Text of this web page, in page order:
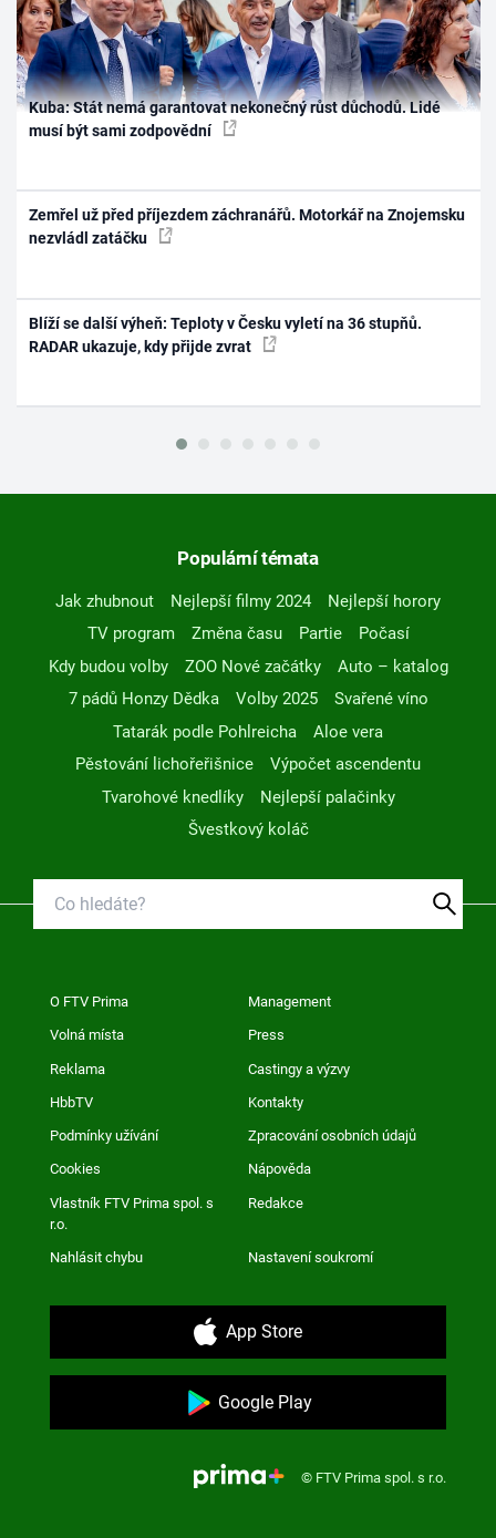
Kuba: Stát nemá garantovat nekonečný růst důchodů. Lidé
musí být sami zodpovědní
Zemřel už před příjezdem záchranářů. Motorkář na Znojemsku
nezvládl zatáčku
Blíží se další výheň: Teploty v Česku vyletí na 36 stupňů.
RADAR ukazuje, kdy přijde zvrat
Populární témata
Jak zhubnout Nejlepší filmy 2024
Nejlepší horory
TV program
Změna času Partie
Počasí
Kdy budou volby
ZOO Nové začátky
Auto – katalog
7 pádů Honzy Dědka
Volby 2025
Svařené víno
Tatarák podle Pohlreicha
Aloe vera
Pěstování lichořeřišnice
Výpočet ascendentu
Tvarohové knedlíky
Nejlepší palačinky
Švestkový koláč
O FTV Prima Management
Volná místa Press
Reklama Castingy a výzvy
HbbTV Kontakty
Podmínky užívání Zpracování osobních údajů
Cookies Nápověda
Vlastník FTV Prima spol. s
r.o.
Redakce
Nahlásit chybu Nastavení soukromí
App Store
Google Play
© FTV Prima spol. s r.o.